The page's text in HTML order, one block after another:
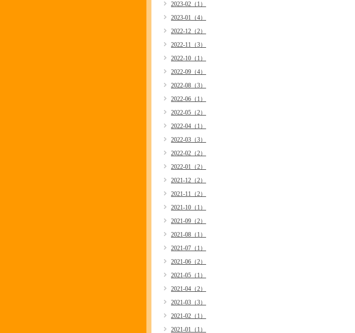
2023-02（1）
2023-01（4）
2022-12（2）
2022-11（3）
2022-10（1）
2022-09（4）
2022-08（3）
2022-06（1）
2022-05（2）
2022-04（1）
2022-03（3）
2022-02（2）
2022-01（2）
2021-12（2）
2021-11（2）
2021-10（1）
2021-09（2）
2021-08（1）
2021-07（1）
2021-06（2）
2021-05（1）
2021-04（2）
2021-03（3）
2021-02（1）
2021-01（1）